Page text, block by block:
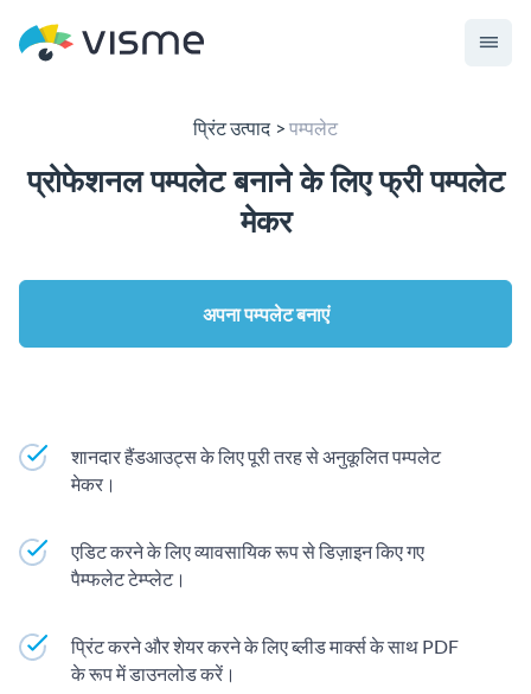
प्रिंट उत्पाद पम्पलेट
प्रोफेशनल पम्पलेट बनाने के लिए फ्री पम्पलेट
मेकर
अपना पम्पलेट बनाएं
शानदार हैंडआउट्स के लिए पूरी तरह से अनुकूलित पम्पलेट
मेकर।
एडिट करने के लिए व्यावसायिक रूप से डिज़ाइन किए गए
पैम्फलेट टेम्प्लेट।
प्रिंट करने और शेयर करने के लिए ब्लीड मार्क्स के साथ PDF
के रूप में डाउनलोड करें।